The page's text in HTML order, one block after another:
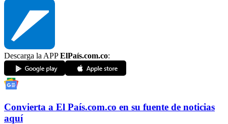
Descarga la APPElPaís.com.co:
Convierta a El País.com.co en su fuente de noticias
aquí